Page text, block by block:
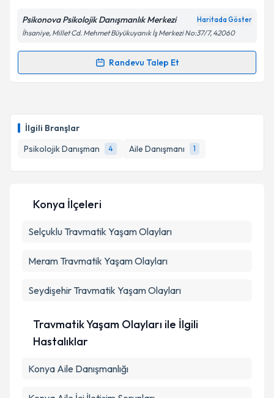
İlgili Branşlar
Psikolojik Danışman
4 Aile Danışmanı 1
Kişisel verilerimin işlenmesine ilişkin
Aydınlatma
Metni'ni okudum ve kişisel verilerimin belirtilen
kapsamda işlenmesini kabul ediyorum.
Psikonova Psikolojik Danışmanlık Merkezi Haritada Göster
İhsaniye, Millet Cd. Mehmet Büyükuyanık İş Merkezi No:37/7, 42060
Randevu Talep Et
Randevu Takvimi Talebi
takvim hazırlandığında e-posta ile bilgilendireceğiz.
E-posta Adresiniz
Metni'ni okudum ve kişisel verilerimin belirtilen
Konya İlçeleri
Selçuklu Travmatik Yaşam Olayları
Meram Travmatik Yaşam Olayları
Seydişehir Travmatik Yaşam Olayları
Travmatik Yaşam Olayları ile İlgili
Hastalıklar
Konya Aile Danışmanlığı